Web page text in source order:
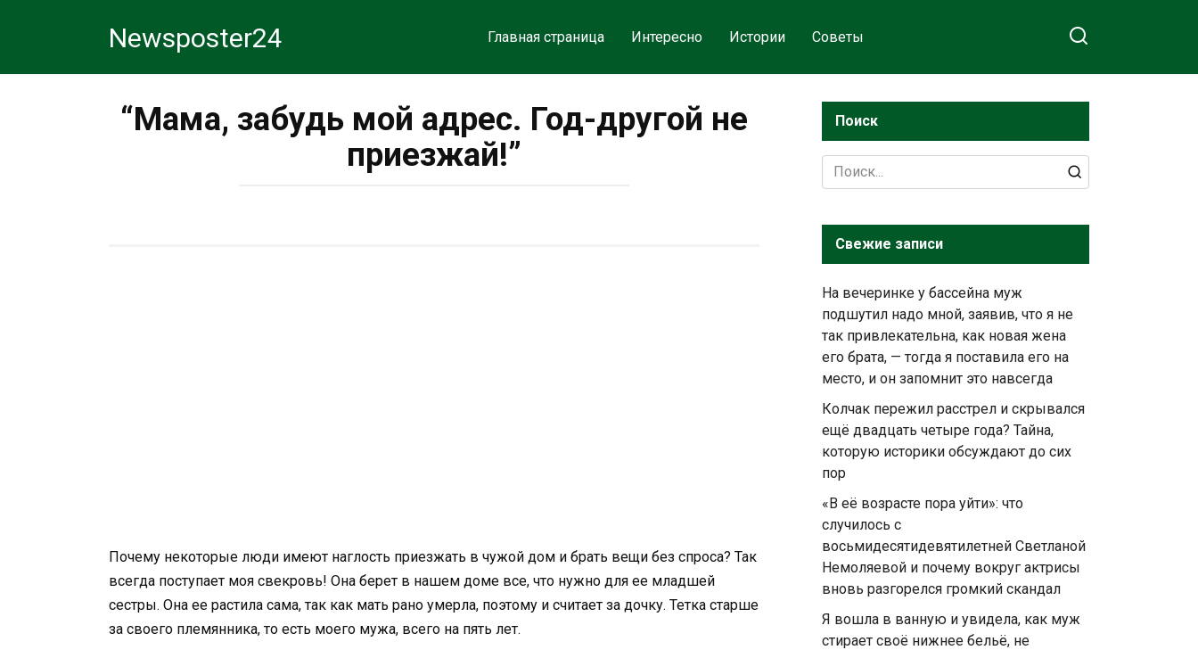
Newsposter24 Главная страница Интересно Истории Советы
“Мама, забудь мой адрес. Год-другой не
приезжай!”
Почему некоторые люди имеют наглость приезжать в чужой дом и брать вещи без спроса? Так
всегда поступает моя свекровь! Она берет в нашем доме все, что нужно для ее младшей
сестры. Она ее растила сама, так как мать рано умерла, поэтому и считает за дочку. Тетка старше
за своего племянника, то есть моего мужа, всего на пять лет.
Поиск
Search
for:
Свежие записи
На вечеринке у бассейна муж
подшутил надо мной, заявив, что я не
так привлекательна, как новая жена
его брата, — тогда я поставила его на
место, и он запомнит это навсегда
Колчак пережил расстрел и скрывался
ещё двадцать четыре года? Тайна,
которую историки обсуждают до сих
пор
«В её возрасте пора уйти»: что
случилось с
восьмидесятидевятилетней Светланой
Немоляевой и почему вокруг актрисы
вновь разгорелся громкий скандал
Я вошла в ванную и увидела, как муж
стирает своё нижнее бельё, не